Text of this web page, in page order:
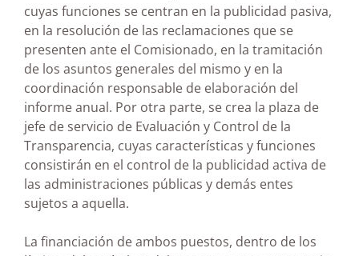
cuyas funciones se centran en la publicidad pasiva,
en la resolución de las reclamaciones que se
presenten ante el Comisionado, en la tramitación
de los asuntos generales del mismo y en la
coordinación responsable de elaboración del
informe anual. Por otra parte, se crea la plaza de
jefe de servicio de Evaluación y Control de la
Transparencia, cuyas características y funciones
consistirán en el control de la publicidad activa de
las administraciones públicas y demás entes
sujetos a aquella.
La financiación de ambos puestos, dentro de los